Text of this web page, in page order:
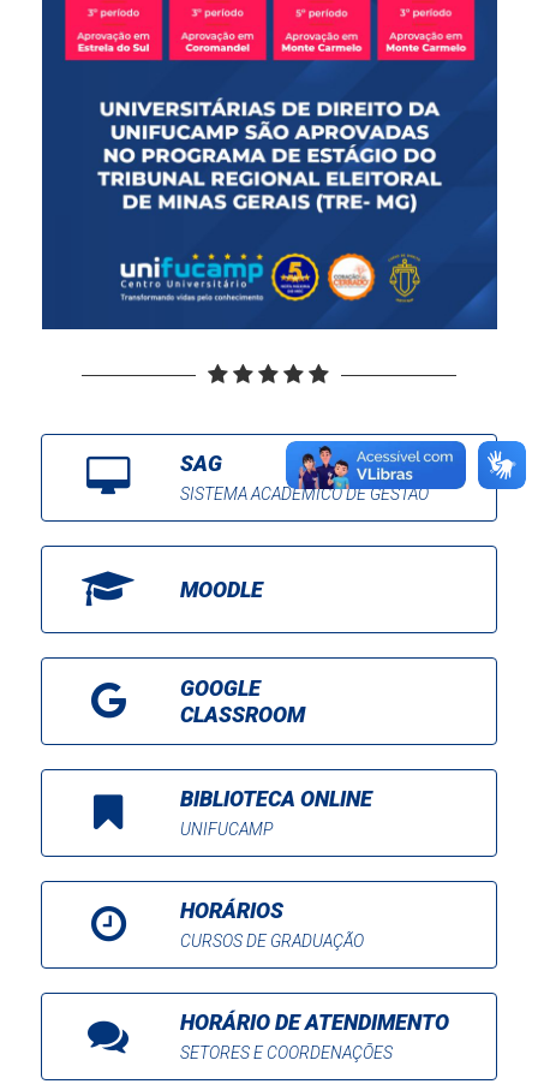
SAG
SISTEMA ACADÊMICO DE GESTÃO
MOODLE
GOOGLE
CLASSROOM
BIBLIOTECA ONLINE
UNIFUCAMP
HORÁRIOS
CURSOS DE GRADUAÇÃO
HORÁRIO DE ATENDIMENTO
SETORES E COORDENAÇÕES